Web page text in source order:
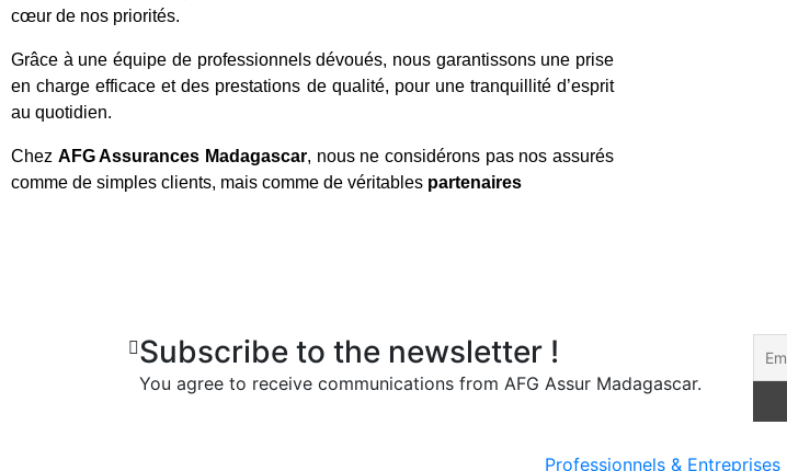
cœur de nos priorités.
Grâce à une équipe de professionnels dévoués, nous garantissons une prise
en charge efficace et des prestations de qualité, pour une tranquillité d’esprit
au quotidien.
Chez AFG Assurances Madagascar, nous ne considérons pas nos assurés
comme de simples clients, mais comme de véritables partenaires
Subscribe to the newsletter !
You agree to receive communications from AFG Assur Madagascar.
Professionnels & Entreprises